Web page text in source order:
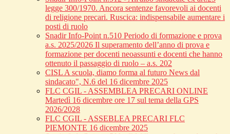
legge 300/1970. Ancora sentenze favorevoli ai docenti
di religione precari. Ruscica: indispensabile aumentare i
posti di ruolo
Snadir Info-Point n.510 Periodo di formazione e prova
a.s. 2025/2026 Il superamento dell’anno di prova e
formazione per docenti neoassunti e docenti che hanno
ottenuto il passaggio di ruolo – a.s. 202
CISL A scuola, diamo forma al futuro News dal
sindacato", N.6 del 16 dicembre 2025
FLC CGIL - ASSEMBLEA PRECARI ONLINE
Martedì 16 dicembre ore 17 sul tema della GPS
2026/2028
FLC CGIL - ASSEBLEA PRECARI FLC
PIEMONTE 16 dicembre 2025